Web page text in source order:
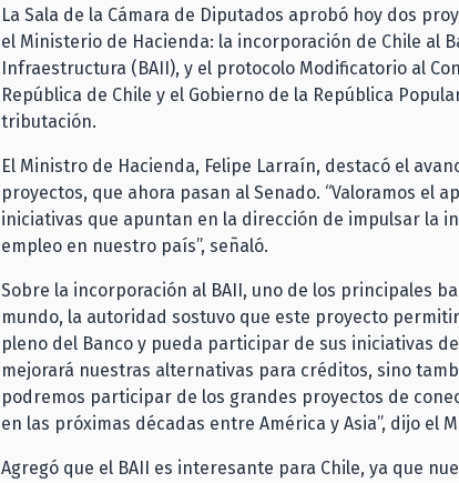
La Sala de la Cámara de Diputados aprobó hoy dos
el Ministerio de Hacienda: la incorporación de Chile al
Infraestructura (BAII), y el protocolo Modificatorio al
República de Chile y el Gobierno de la República
tributación.
El Ministro de Hacienda, Felipe Larraín, destacó el
proyectos, que ahora pasan al Senado. “Valoramos el
iniciativas que apuntan en la dirección de impulsar la
empleo en nuestro país”, señaló.
Sobre la incorporación al BAII, uno de los principales
mundo, la autoridad sostuvo que este proyecto
pleno del Banco y pueda participar de sus iniciativas
mejorará nuestras alternativas para créditos, sino
podremos participar de los grandes proyectos de
en las próximas décadas entre América y Asia”, dijo el
Agregó que el BAII es interesante para Chile, ya que